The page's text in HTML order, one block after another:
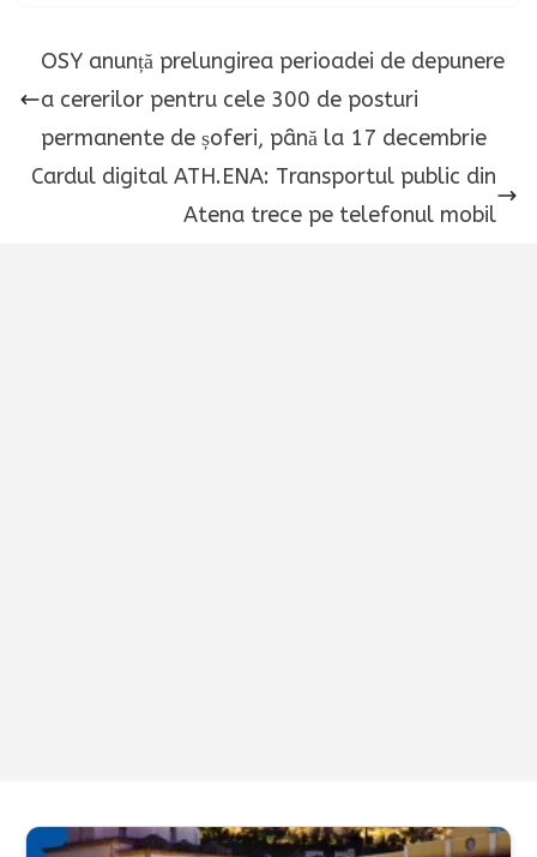
OSY anunță prelungirea perioadei de depunere
a cererilor pentru cele 300 de posturi
permanente de șoferi, până la 17 decembrie
Cardul digital ATH.ENA: Transportul public din
Atena trece pe telefonul mobil